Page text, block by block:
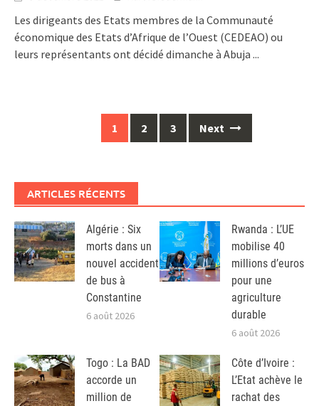
Les dirigeants des Etats membres de la Communauté
économique des Etats d’Afrique de l’Ouest (CEDEAO) ou
leurs représentants ont décidé dimanche à Abuja ...
1 2 3 Next
ARTICLES RÉCENTS
Algérie : Six
morts dans un
nouvel accident
de bus à
Constantine
6 août 2026
Rwanda : L’UE
mobilise 40
millions d’euros
pour une
agriculture
durable
6 août 2026
Togo : La BAD
accorde un
million de
Côte d’Ivoire :
L’Etat achève le
rachat des